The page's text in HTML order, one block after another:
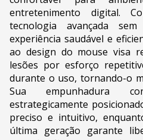
entretenimento digital.
tecnologia avançada
experiência saudável e
ao design do mouse visa
lesões por esforço
durante o uso, tornando-o
Sua empunhadura
estrategicamente
preciso e intuitivo,
última geração garante